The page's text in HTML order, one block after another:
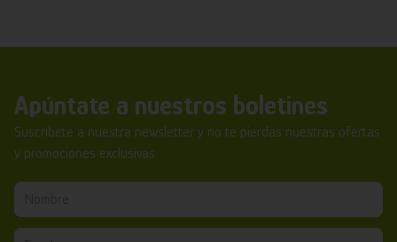
Apúntate a nuestros boletines
Suscríbete a nuestra newsletter y no te pierdas nuestras ofertas
y promociones exclusivas.